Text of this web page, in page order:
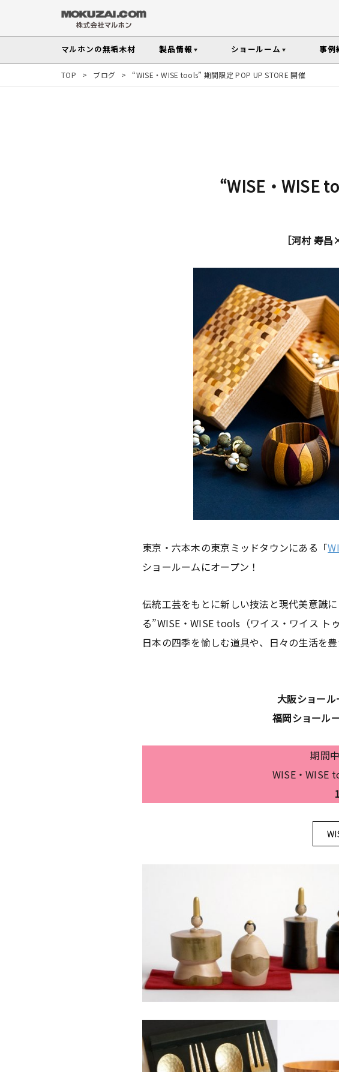
マルホンの無垢木材 製品情報
フローリング 床暖房対応フ
ショールーム 事例
木材の基礎知識
木の種類・知識TOP
メンテナンスのコト
マルホンのオリジナル塗料Arbor(アーバー)シリーズをお買い求
TOP > ブログ > “WISE・WISE tools” 期間限定 POP UP STORE 開催
“WISE・WISE
［河村 寿
東京・六本木の東京ミッドタウンにある「
ショールームにオープン！
伝統工芸をもとに新しい技法と現代美意識
る”WISE・WISE tools（ワイス・ワイス ト
日本の四季を愉しむ道具や、日々の生活を
大阪ショール
福岡ショール
期間
WISE・WISE